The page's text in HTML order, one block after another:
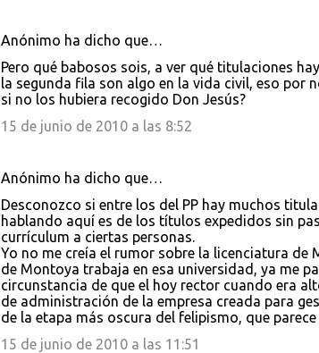
Anónimo ha dicho que…
Pero qué babosos sois, a ver qué titulaciones
la segunda fila son algo en la vida civil, eso por
si no los hubiera recogido Don Jesús?
15 de junio de 2010 a las 8:52
Anónimo ha dicho que…
Desconozco si entre los del PP hay muchos
hablando aquí es de los títulos expedidos sin
currículum a ciertas personas.
Yo no me creía el rumor sobre la licenciatura
de Montoya trabaja en esa universidad, ya me
circunstancia de que el hoy rector cuando era
de administración de la empresa creada para
de la etapa más oscura del felipismo, que
15 de junio de 2010 a las 11:51